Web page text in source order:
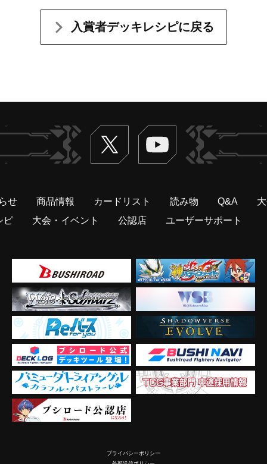
入賞者デッキレシピに戻る
Twitter ヴァンガードch
せ 商品情報 カードリスト 読み物 Q&A
ピ
大会・イベント 公認店 ユーザーサポート
プライバシーポリシー